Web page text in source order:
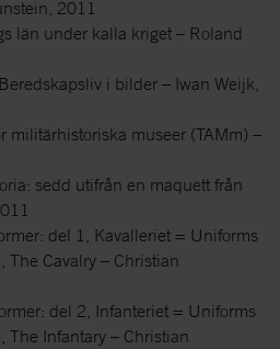
2011
län under kalla kriget – Roland
i bilder – Iwan Weijk,
militärhistoriska museer (TAMm) –
sedd utifrån en maquett från
del 1, Kavalleriet = Uniforms
The Cavalry – Christian
del 2, Infanteriet = Uniforms
The Infantary – Christian